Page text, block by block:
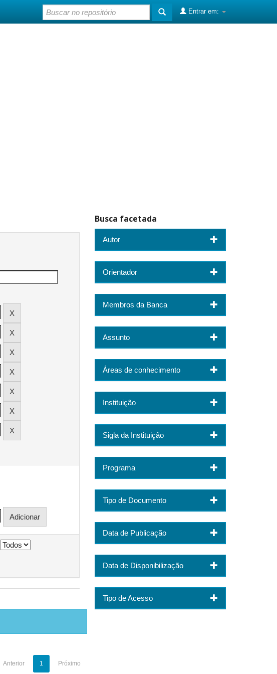
Entrar em:
Anterior 1 Próximo
Busca facetada
Autor
Orientador
Membros da Banca
Assunto
Áreas de conhecimento
Instituição
Sigla da Instituição
Programa
Tipo de Documento
Data de Publicação
Data de Disponibilização
Tipo de Acesso